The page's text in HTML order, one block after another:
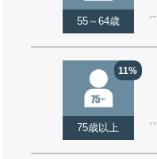
55～64歳
11%
75歳以上